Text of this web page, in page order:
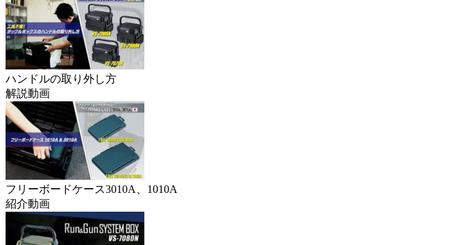
ハンドルの取り外し方
解説動画
フリーボードケース3010A、1010A
紹介動画